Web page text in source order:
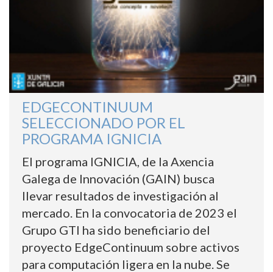
EDGECONTINUUM
SELECCIONADO POR EL
PROGRAMA IGNICIA
El programa IGNICIA, de la Axencia
Galega de Innovación (GAIN) busca
llevar resultados de investigación al
mercado. En la convocatoria de 2023 el
Grupo GTI ha sido beneficiario del
proyecto EdgeContinuum sobre activos
para computación ligera en la nube. Se